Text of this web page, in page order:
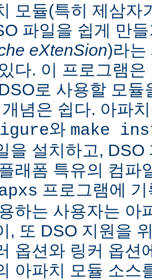
모듈(특히 제삼자
파일을 쉽게 만
eXtenSion)라는
다. 이 프로그램
로 사용할 모듈
념은 쉽다. 아파
와 make
을 설치하고,
래폼 특유의 컴파
프로그램에
하는 사용자는 아
, 또 DSO 지원을
옵션와 링커 옵션
아파치 모듈 소스